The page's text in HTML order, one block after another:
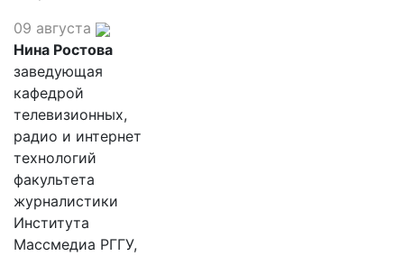
09 августа
Нина Ростова
заведующая
кафедрой
телевизионных,
радио и интернет
технологий
факультета
журналистики
Института
Массмедиа РГГУ,